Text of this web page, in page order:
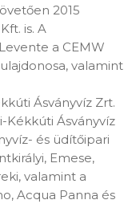
2015
is. A
a CEMW
valamint
Ásványvíz Zrt.
Kékkúti Ásványvíz
és üdítőipari
Emese,
valamint a
Acqua Panna és